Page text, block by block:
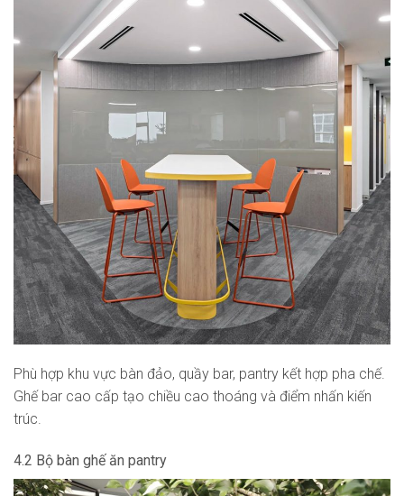
Phù hợp khu vực bàn đảo, quầy bar, pantry kết hợp pha chế.
Ghế bar cao cấp tạo chiều cao thoáng và điểm nhấn kiến
trúc.
4.2 Bộ bàn ghế ăn pantry